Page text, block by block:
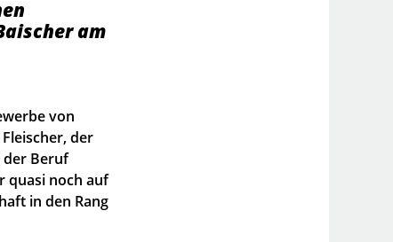
am
von
der
der Beruf
quasi noch auf
in den Rang